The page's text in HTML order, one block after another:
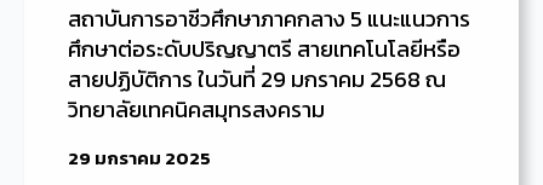
สถาบันการอาชีวศึกษาภาคกลาง 5 แนะแนวการ
ศึกษาต่อระดับปริญญาตรี สายเทคโนโลยีหรือ
สายปฏิบัติการ ในวันที่ 29 มกราคม 2568 ณ
วิทยาลัยเทคนิคสมุทรสงคราม
29 มกราคม 2025